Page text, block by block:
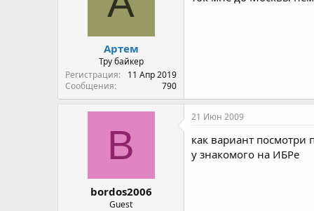
Артем
Тру байкер
Регистрация
11 Апр 2019
Сообщения
790
B
bordos2006
Guest
21 Июн 2009
как вариант посмотри
у знакомого на ИБРе